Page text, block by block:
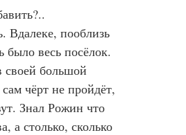
Вдалеке, пооблизь
весь посёлок.
своей большой
чёрт не пройдёт,
Знал Рожин что
а столько, сколько